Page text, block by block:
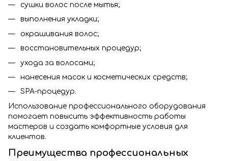
сушки волос после мытья;
выполнения укладки;
окрашивания волос;
восстановительных процедур;
ухода за волосами;
нанесения масок и косметических средств;
SPA-процедур.
Использование профессионального оборудования
помогает повысить эффективность работы
мастеров и создать комфортные условия для
клиентов.
Преимущества профессиональных